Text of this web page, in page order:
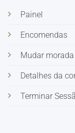
Painel
Encomendas
Mudar morada
Detalhes da
Terminar